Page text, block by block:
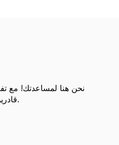
نحن هنا لمساعدتك! مع
قادرين على الرد على استفساراتك.